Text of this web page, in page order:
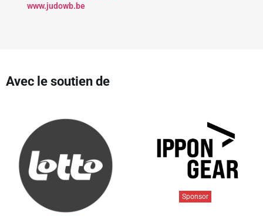
www.judowb.be
Avec le soutien de
Sponsor